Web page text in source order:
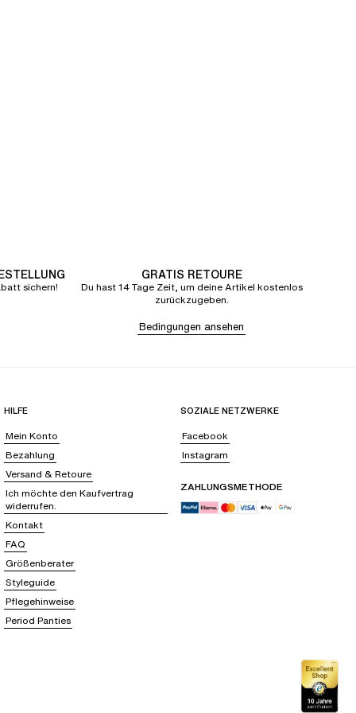
sichern!
GRATIS RETOURE
Du hast 14 Tage Zeit, um deine Artikel kostenlos
zurückzugeben.
Bedingungen ansehen
HILFE
Mein Konto
Bezahlung
Versand & Retoure
Ich möchte den Kaufvertrag
widerrufen.
Kontakt
FAQ
Größenberater
Styleguide
Pflegehinweise
Period Panties
SOZIALE NETZWERKE
Facebook
Instagram
ZAHLUNGSMETHODE